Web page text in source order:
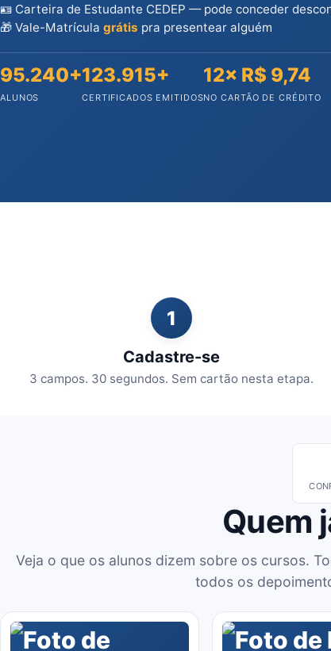
🪪 Carteira de Estudante CEDEP — pode conceder
🎁 Vale-Matrícula grátis pra presentear alguém
95.240+
ALUNOS
123.915+
CERTIFICADOS EMITIDOS
12× R$ 9,74
NO CARTÃO DE CRÉDITO
1
Cadastre-se
3 campos. 30 segundos. Sem cartão nesta etapa.
Quem
Veja o que os alunos dizem sobre os cursos.
todos os